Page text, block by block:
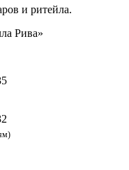
и ритейла.
Рива»